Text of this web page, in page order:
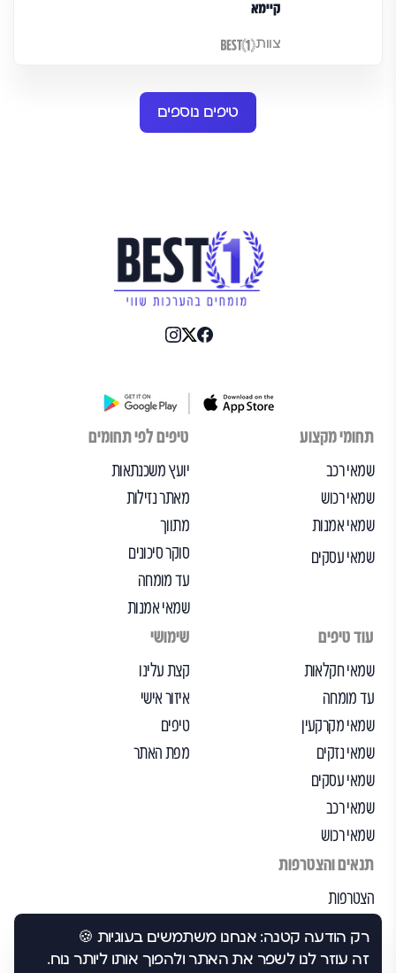
קיימא
צוות
טיפים נוספים
רק הודעה קטנה: אנחנו משתמשים בעוגיות 🍪
זה עוזר לנו לשפר את האתר ולהפוך אותו ליותר נוח.
תחומי מקצוע
שמאי רכב
שמאי רכוש
שמאי אמנות
שמאי עסקים
טיפים לפי תחומים
יועץ משכנתאות
מאתר נזילות
מתווך
סוקר סיכונים
עד מומחה
שמאי אמנות
עוד טיפים
שמאי חקלאות
עד מומחה
שמאי מקרקעין
שמאי נזקים
שמאי עסקים
שמאי רכב
שמאי רכוש
שימושי
קצת עלינו
איזור אישי
טיפים
מפת האתר
תנאים והצטרפות
הצטרפות
תנאי שימוש